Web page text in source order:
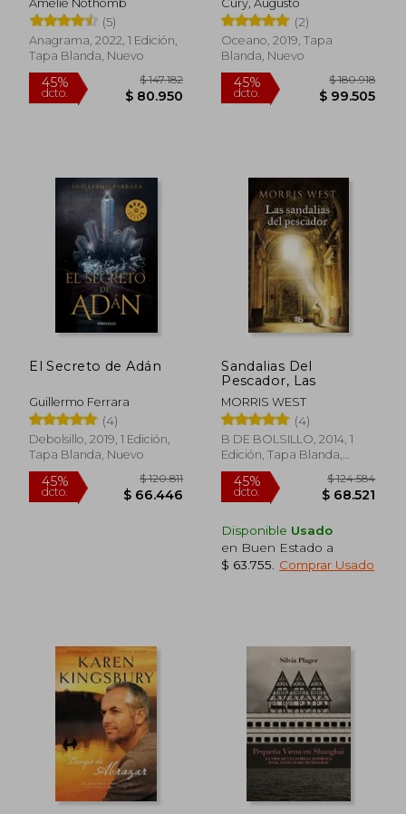
dcto. $ 70.329
45%
dcto.
Amelie Nothomb
(5)
Anagrama, 2022, 1 Edición,
Tapa Blanda, Nuevo
45%
dcto.
$ 147.182
$ 80.950
Cury, Augusto
(2)
Oceano, 2019, Tapa
Blanda, Nuevo
45%
dcto.
El Secreto de Adán
Guillermo Ferrara
(4)
Debolsillo, 2019, 1 Edición,
Tapa Blanda, Nuevo
Sandalias Del
Pescador, Las
MORRIS WEST
(4)
B DE BOLSILLO, 2014, 1
Edición, Tapa Blanda,
Nuevo
Disponible Usado
en Buen Estado a
$ 63.755
Comprar Usado